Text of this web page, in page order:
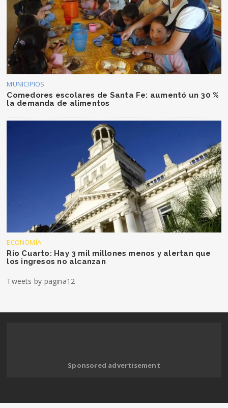
MUNICIPIOS
Comedores escolares de Santa Fe: aumentó un 30 %
la demanda de alimentos
ECONOMÍA
Río Cuarto: Hay 3 mil millones menos y alertan que
los ingresos no alcanzan
Tweets by pagina12
Sponsored advertisement